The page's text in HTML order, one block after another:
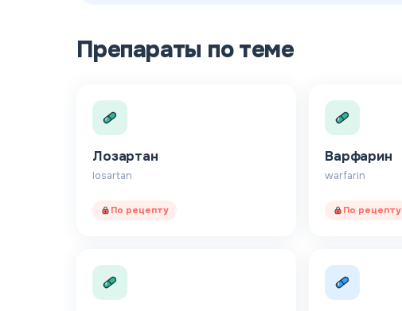
Препараты по теме
Лозартан
losartan
По рецепту
Варфарин
warfarin
По рецепту